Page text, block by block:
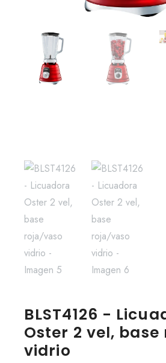
BLST4126 -
Oster 2 vel,
vidrio